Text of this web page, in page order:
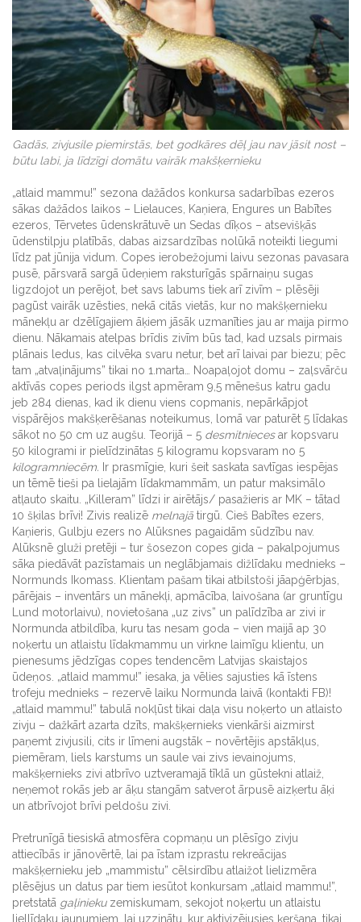
Gadās, zivjusile piemirstās, bet godkāres dēļ jau nav jāsit nost –
būtu labi, ja līdzīgi domātu vairāk makšķernieku
„atlaid mammu!” sezona dažādos konkursa sadarbības ezeros
sākas dažādos laikos – Lielauces, Kaņiera, Engures un Babītes
ezeros, Tērvetes ūdenskrātuvē un Sedas dīķos – atsevišķās
ūdenstilpju platībās, dabas aizsardzības nolūkā noteikti liegumi
līdz pat jūnija vidum. Copes ierobežojumi laivu sezonas pavasara
pusē, pārsvarā sargā ūdeņiem raksturīgās spārnaiņu sugas
ligzdojot un perējot, bet savs labums tiek arī zivīm – plēsēji
pagūst vairāk uzēsties, nekā citās vietās, kur no makšķernieku
mānekļu ar dzēlīgajiem āķiem jāsāk uzmanīties jau ar maija pirmo
dienu. Nākamais atelpas brīdis zivīm būs tad, kad uzsals pirmais
plānais ledus, kas cilvēka svaru netur, bet arī laivai par biezu; pēc
tam „atvaļinājums” tikai no 1.marta… Noapaļojot domu – zaļsvārču
aktīvās copes periods ilgst apmēram 9,5 mēnešus katru gadu
jeb 284 dienas, kad ik dienu viens copmanis, nepārkāpjot
vispārējos makšķerēšanas noteikumus, lomā var paturēt 5 līdakas
sākot no 50 cm uz augšu. Teorijā – 5 desmitniecesar kopsvaru
50 kilogrami ir pielīdzinātas 5 kilogramu kopsvaram no 5
kilogramniecēm. Ir prasmīgie, kuri šeit saskata savtīgas iespējas
un tēmē tieši pa lielajām līdakmammām, un patur maksimālo
atļauto skaitu. „Killeram” līdzi ir airētājs/ pasažieris ar MK – tātad
10 šķilas brīvi! Zivis realizē melnajā tirgū. Cieš Babītes ezers,
Kaņieris, Gulbju ezers no Alūksnes pagaidām sūdzību nav.
Alūksnē gluži pretēji – tur šosezon copes gida – pakalpojumus
sāka piedāvāt pazīstamais un neglābjamais dižlīdaku mednieks –
Normunds Ikomass. Klientam pašam tikai atbilstoši jāapģērbjas,
pārējais – inventārs un mānekļi, apmācība, laivošana (ar gruntīgu
Lund motorlaivu), novietošana „uz zivs” un palīdzība ar zivi ir
Normunda atbildība, kuru tas nesam goda – vien maijā ap 30
noķertu un atlaistu līdakmammu un virkne laimīgu klientu, un
pienesums jēdzīgas copes tendencēm Latvijas skaistajos
ūdeņos. „atlaid mammu!” iesaka, ja vēlies sajusties kā īstens
trofeju mednieks – rezervē laiku Normunda laivā (kontakti FB)!
„atlaid mammu!” tabulā nokļūst tikai daļa visu noķerto un atlaisto
zivju – dažkārt azarta dzīts, makšķernieks vienkārši aizmirst
paņemt zivjusili, cits ir līmeni augstāk – novērtējis apstākļus,
piemēram, liels karstums un saule vai zivs ievainojums,
makšķernieks zivi atbrīvo uztveramajā tīklā un gūstekni atlaiž,
neņemot rokās jeb ar āķu stangām satverot ārpusē aizķertu āķi
un atbrīvojot brīvi peldošu zivi.
Pretrunīgā tiesiskā atmosfēra copmaņu un plēsīgo zivju
attiecībās ir jānovērtē, lai pa īstam izprastu rekreācijas
makšķernieku jeb „mammistu” cēlsirdību atlaižot lielizmēra
plēsējus un datus par tiem iesūtot konkursam „atlaid mammu!”,
pretstatā gaļinieku zemiskumam, sekojot noķertu un atlaistu
liellīdaku jaunumiem, lai uzzinātu, kur aktivizējusies ķeršana, tikai